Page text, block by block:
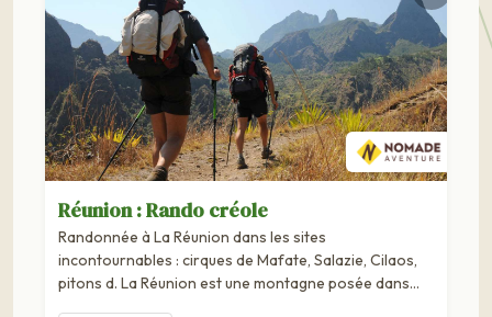
Réunion : Rando créole
Randonnée à La Réunion dans les sites
incontournables : cirques de Mafate, Salazie, Cilaos,
pitons d. La Réunion est une montagne posée dans